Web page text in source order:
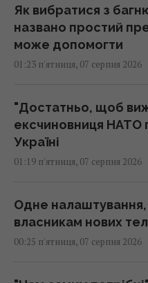
Як вибратися з
названо простий
може допомогти
01:23 п'ятниця, 07 серпня 2026
"Достатньо, щоб
ексчиновниця НАТО
Україні
01:19 п'ятниця, 07 серпня 2026
Одне налаштування,
власникам нових
00:25 п'ятниця, 07 серпня 2026